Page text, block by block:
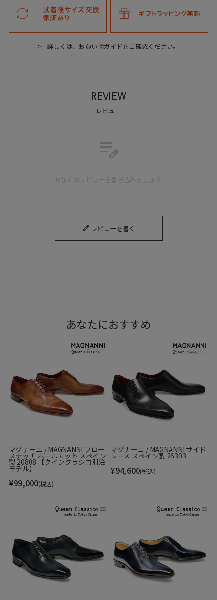
アウトサイドに施されたウェーブラインのステッチが個性的なホール
カット。
Detail
ステッチ部分ではレザーは切れておらず、贅沢に1枚のカーフ
ユニークなデザインのラインステッチが非常に洗練されたシ
詳しくは、お買い物ガイドをご確認ください。
REVIEW
レビュー
edit_note
あなたのレビューを書き込みましょう!
レビューを書く
あなたにおすすめ
マグナーニ / MAGNANNI フロー
ステッチ ホールカット スペイン
製 20808 【クインクラシコ別注
モデル】
¥99,000(税込)
マグナーニ / MAGNANNI サイド
レース スペイン製 26303
¥94,600(税込)